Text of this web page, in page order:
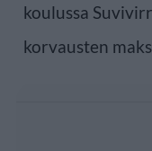
koulussa
korvausten